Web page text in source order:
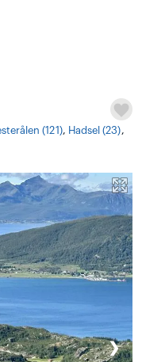
(121), Hadsel (23),
❯